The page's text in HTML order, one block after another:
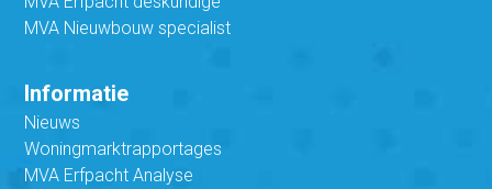
MVA Nieuwbouw specialist
Informatie
Nieuws
Woningmarktrapportages
MVA Erfpacht Analyse